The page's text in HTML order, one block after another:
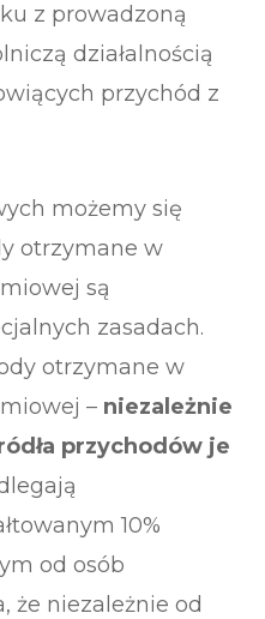
z prowadzoną
działalnością
przychód z
możemy się
otrzymane w
są
zasadach.
otrzymane w
– niezależnie
przychodów je
10%
od osób
że niezależnie od